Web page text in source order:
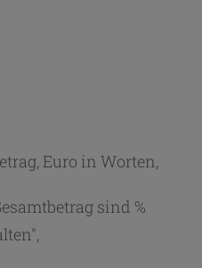
Euro in Worten,
sind %